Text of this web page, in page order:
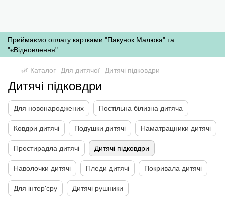
Приймаємо оплату картками "Пакунок Малюка" та
"єВідновлення"
🌿 Каталог Для дитячої Дитячі підковдри
Дитячі підковдри
Для новонароджених Постільна білизна дитяча
Ковдри дитячі Подушки дитячі Наматрацники дитячі
Простирадла дитячі Дитячі підковдри
Наволочки дитячі Пледи дитячі Покривала дитячі
Для інтер'єру Дитячі рушники